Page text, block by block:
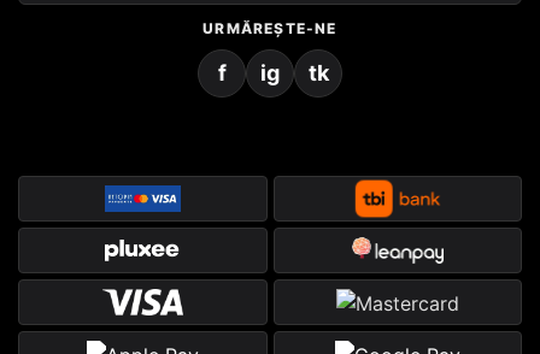
URMĂREȘTE-NE
f ig tk